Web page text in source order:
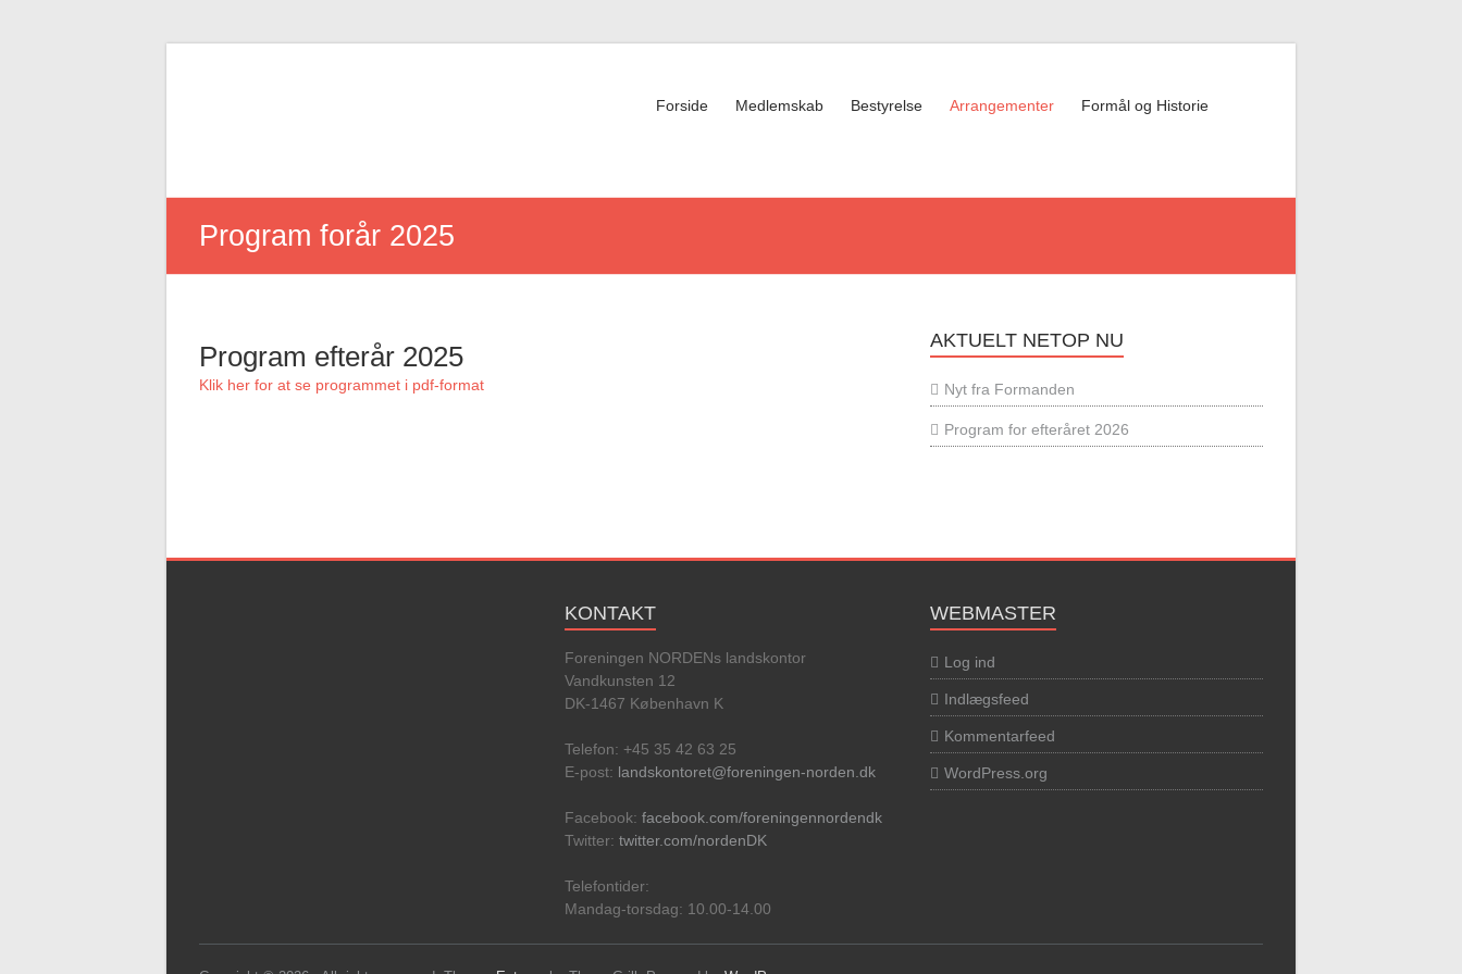
Forside Medlemskab Bestyrelse Arrangementer Formål og Historie
Program forår 2025
Program efterår 2025
Klik her for at se programmet i pdf-format
AKTUELT NETOP NU
Nyt fra Formanden
Program for efteråret 2026
KONTAKT
Foreningen NORDENs landskontor
Vandkunsten 12
DK-1467 København K
Telefon: +45 35 42 63 25
E-post: landskontoret@foreningen-norden.dk
Facebook: facebook.com/foreningennordendk
Twitter: twitter.com/nordenDK
Telefontider:
Mandag-torsdag: 10.00-14.00
WEBMASTER
Log ind
Indlægsfeed
Kommentarfeed
WordPress.org